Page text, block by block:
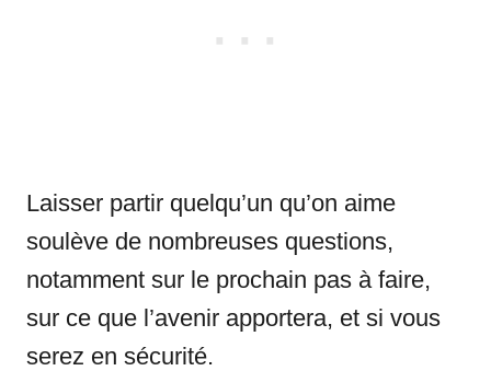
Laisser partir quelqu’un qu’on aime
soulève de nombreuses questions,
notamment sur le prochain pas à faire,
sur ce que l’avenir apportera, et si vous
serez en sécurité.